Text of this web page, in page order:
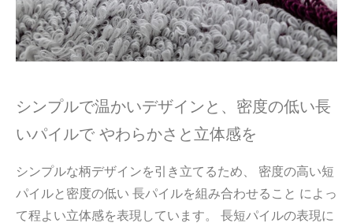
シンプルで温かいデザインと、密度の低い長
いパイルで やわらかさと立体感を
シンプルな柄デザインを引き立てるため、 密度の高い短
パイルと密度の低い 長パイルを組み合わせること によっ
て程よい立体感を表現しています。 長短パイルの表現に